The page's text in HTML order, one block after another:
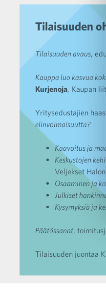
Tilaisuuden
Tilaisuuden avaus,
Kauppa luo kasvua
Kurjenoja, Kaupan
Yritysedustajien
elinvoimaisuutta?
Kaavoitus ja
Keskustojen
Veljekset
Osaaminen ja
Julkiset
Kysymyksiä ja
Päätössanat,
Tilaisuuden juontaa